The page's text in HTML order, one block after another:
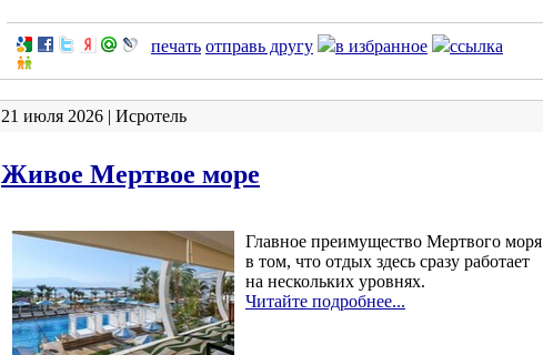
печать отправь другу в избранное ссылка
21 июля 2026 | Исротель
Живое Мертвое море
Главное преимущество Мертвого моря
в том, что отдых здесь сразу работает
на нескольких уровнях.
Читайте подробнее...